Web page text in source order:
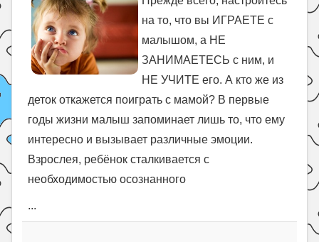
на то, что вы ИГРАЕТЕ с
малышом, а НЕ
ЗАНИМАЕТЕСЬ с ним, и
НЕ УЧИТЕ его. А кто же из
деток откажется поиграть с мамой? В первые
годы жизни малыш запоминает лишь то, что ему
интересно и вызывает различные эмоции.
Взрослея, ребёнок сталкивается с
необходимостью осознанного
...